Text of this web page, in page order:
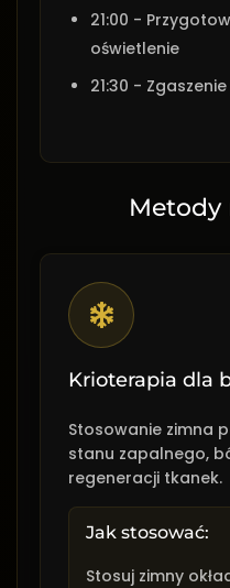
21:00 -
oświetlenie
21:30 -
Metody
Krioterapia dla
Stosowanie zimna
stanu zapalnego,
regeneracji tkanek.
Jak stosować:
Stosuj zimny